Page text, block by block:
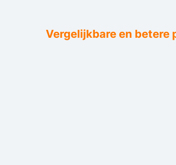
Vergelijkbare en betere